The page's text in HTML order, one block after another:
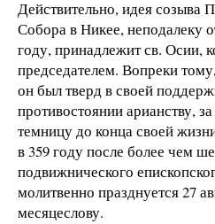
Действительно, идея созыва
Собора в Никее, неподалеку
году, принадлежит св. Осии,
председателем. Вопреки
он был тверд в своей
противостоянии арианству,
темницу до конца своей
в 359 году после более чем
подвижнического
молитвенно празднуется 27
месяцеслову.